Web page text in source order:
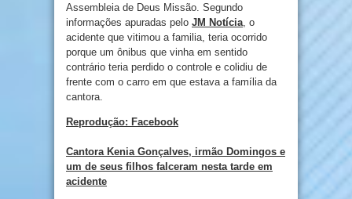
Assembleia de Deus Missão. Segundo
informações apuradas pelo JM Notícia , o
acidente que vitimou a familia, teria ocorrido
porque um ônibus que vinha em sentido
contrário teria perdido o controle e colidiu de
frente com o carro em que estava a família da
cantora.
Reprodução: Facebook
Cantora Kenia Gonçalves, irmão Domingos e
um de seus filhos falceram nesta tarde em
acidente